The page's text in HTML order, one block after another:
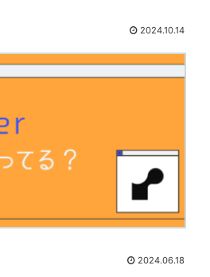
2024.10.14
2024.06.18